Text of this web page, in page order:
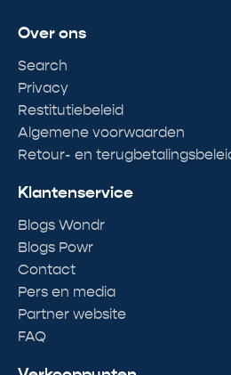
Over ons
Search
Privacy
Restitutiebeleid
Algemene voorwaarden
Retour- en
Klantenservice
Blogs Wondr
Blogs Powr
Contact
Pers en media
Partner website
FAQ